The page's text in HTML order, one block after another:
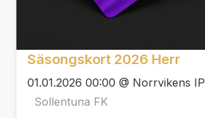
Säsongskort 2026 Herr
01.01.2026 00:00 @ Norrvikens IP
Sollentuna FK